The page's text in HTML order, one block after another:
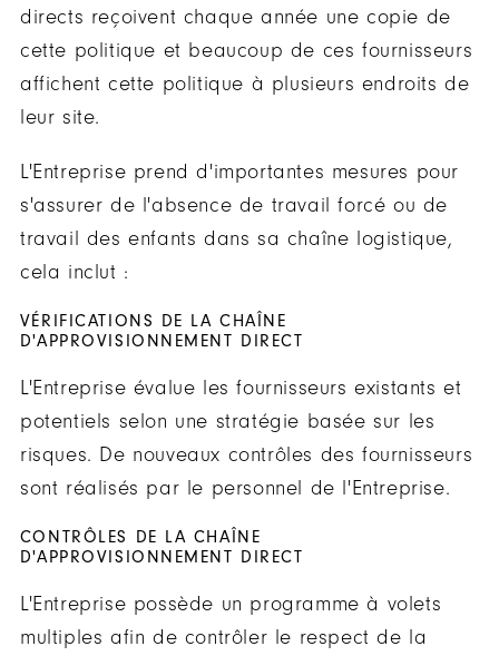
directs reçoivent chaque année une copie de
cette politique et beaucoup de ces fournisseurs
affichent cette politique à plusieurs endroits de
leur site.
L'Entreprise prend d'importantes mesures pour
s'assurer de l'absence de travail forcé ou de
travail des enfants dans sa chaîne logistique,
cela inclut :
VÉRIFICATIONS DE LA CHAÎNE
D'APPROVISIONNEMENT DIRECT
L'Entreprise évalue les fournisseurs existants et
potentiels selon une stratégie basée sur les
risques. De nouveaux contrôles des fournisseurs
sont réalisés par le personnel de l'Entreprise.
CONTRÔLES DE LA CHAÎNE
D'APPROVISIONNEMENT DIRECT
L'Entreprise possède un programme à volets
multiples afin de contrôler le respect de la